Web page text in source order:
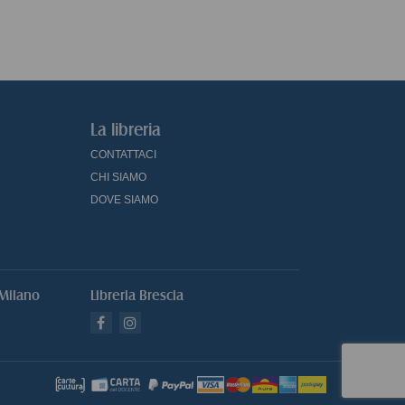
La libreria
CONTATTACI
CHI SIAMO
DOVE SIAMO
Libreria Brescia